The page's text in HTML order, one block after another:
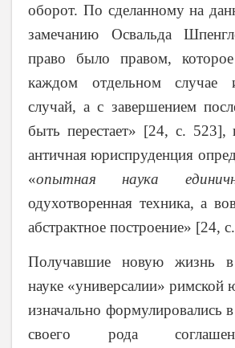
оборот. По сделанному на
замечанию Освальда
право было правом,
каждом отдельном
случай, а с завершением
быть перестает» [24, с. 523],
античная юриспруденция
«опытная наука
одухотворенная техника, а
абстрактное построение» [24,
Получавшие новую жизнь в
науке «универсалии» римской
изначально формулировались в
своего рода